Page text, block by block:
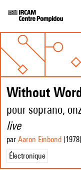
Without
pour soprano,
live
par Aaron Einbond (1978)
Électronique